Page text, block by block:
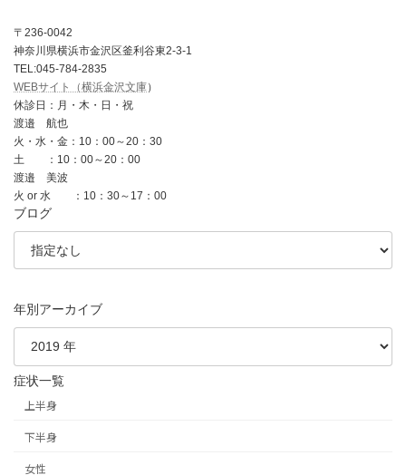
〒236-0042
神奈川県横浜市金沢区釜利谷東2-3-1
TEL:045-784-2835
WEBサイト（横浜金沢文庫）
休診日：月・木・日・祝
渡邉 航也
火・水・金：10：00～20：30
土 ：10：00～20：00
渡邉 美波
火 or 水 ：10：30～17：00
ブログ
年別アーカイブ
症状一覧
上半身
下半身
女性